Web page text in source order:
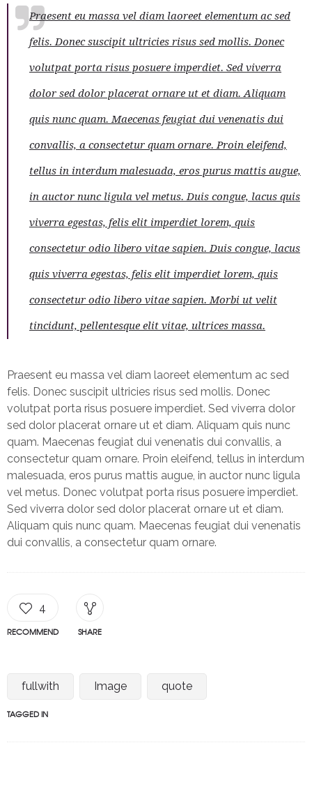
Praesent eu massa vel diam laoreet elementum ac sed
felis. Donec suscipit ultricies risus sed mollis. Donec
volutpat porta risus posuere imperdiet. Sed viverra
dolor sed dolor placerat ornare ut et diam. Aliquam
quis nunc quam. Maecenas feugiat dui venenatis dui
convallis, a consectetur quam ornare. Proin eleifend,
tellus in interdum malesuada, eros purus mattis augue,
in auctor nunc ligula vel metus. Duis congue, lacus quis
viverra egestas, felis elit imperdiet lorem, quis
consectetur odio libero vitae sapien. Duis congue, lacus
quis viverra egestas, felis elit imperdiet lorem, quis
consectetur odio libero vitae sapien. Morbi ut velit
tincidunt, pellentesque elit vitae, ultrices massa.
Praesent eu massa vel diam laoreet elementum ac sed
felis. Donec suscipit ultricies risus sed mollis. Donec
volutpat porta risus posuere imperdiet. Sed viverra dolor
sed dolor placerat ornare ut et diam. Aliquam quis nunc
quam. Maecenas feugiat dui venenatis dui convallis, a
consectetur quam ornare. Proin eleifend, tellus in interdum
malesuada, eros purus mattis augue, in auctor nunc ligula
vel metus. Donec volutpat porta risus posuere imperdiet.
Sed viverra dolor sed dolor placerat ornare ut et diam.
Aliquam quis nunc quam. Maecenas feugiat dui venenatis
dui convallis, a consectetur quam ornare.
4
RECOMMEND SHARE
fullwith Image quote
TAGGED IN